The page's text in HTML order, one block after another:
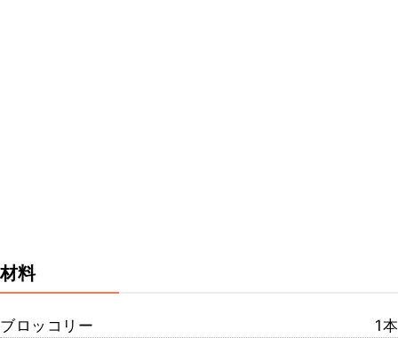
材料
ブロッコリー
1本